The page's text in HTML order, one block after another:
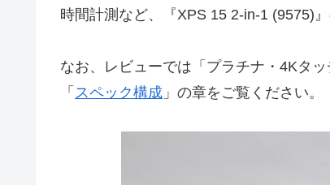
時間計測など、『XPS 15 2-in-1 (9575)
なお、レビューでは「プラチナ・4Kタ
「 スペック構成 」の章をご覧ください。